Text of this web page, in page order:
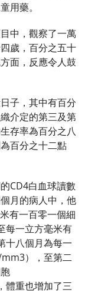
用藥。
中，觀察了一萬
歲，百分之五十
面，反應令人鼓
子，其中有百分
介定的第三及第
存率為百分之八
百分之十二點
CD4白血球讀數
月的病人中，他
有一百零一個細
每一立方毫米有
十八個月為每一
），至第二
體重也增加了三